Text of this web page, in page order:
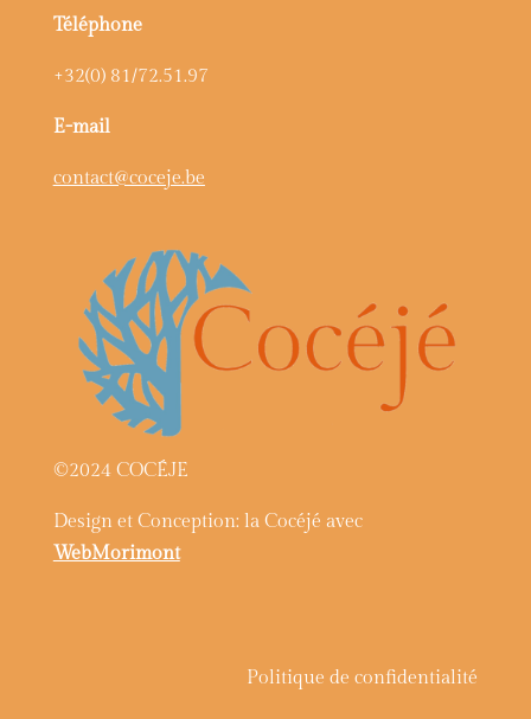
Téléphone
+32(0) 81/72.51.97
E-mail
contact@coceje.be
©2024 COCÉJE
Design et Conception: la Cocéjé avec
WebMorimont
Politique de confidentialité